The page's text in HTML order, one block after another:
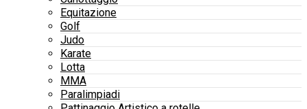
Equitazione
Golf
Judo
Karate
Lotta
MMA
Paralimpiadi